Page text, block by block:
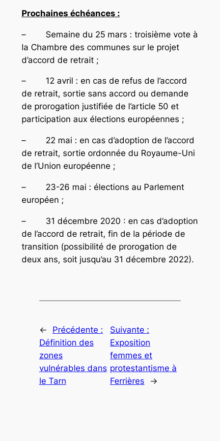
Prochaines échéances :
– Semaine du 25 mars : troisième vote à
la Chambre des communes sur le projet
d’accord de retrait ;
– 12 avril : en cas de refus de l’accord
de retrait, sortie sans accord ou demande
de prorogation justifiée de l’article 50 et
participation aux élections européennes ;
– 22 mai : en cas d’adoption de l’accord
de retrait, sortie ordonnée du Royaume-Uni
de l’Union européenne ;
– 23-26 mai : élections au Parlement
européen ;
– 31 décembre 2020 : en cas d’adoption
de l’accord de retrait, fin de la période de
transition (possibilité de prorogation de
deux ans, soit jusqu’au 31 décembre 2022).
←
Précédente :
Définition des
zones
vulnérables dans
le Tarn
Suivante :
Exposition
femmes et
protestantisme à
Ferrières
→